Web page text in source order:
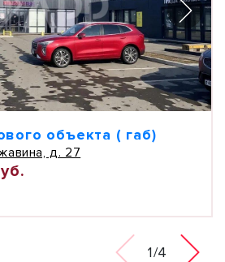
объекта ( габ)
д. 27
1/4